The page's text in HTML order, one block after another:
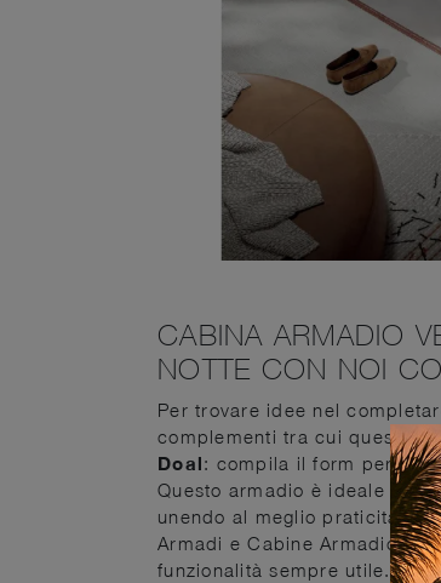
CABINA ARMADIO
NOTTE CON NOI
Per trovare idee nel
complementi tra cui questo
Doal: compila il form per info
Questo armadio è ideale per
unendo al meglio praticità e
Armadi e Cabine Armadio
funzionalità sempre utile. In